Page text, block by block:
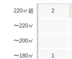
220㎡超
〜220㎡
〜200㎡
〜180㎡
2
1